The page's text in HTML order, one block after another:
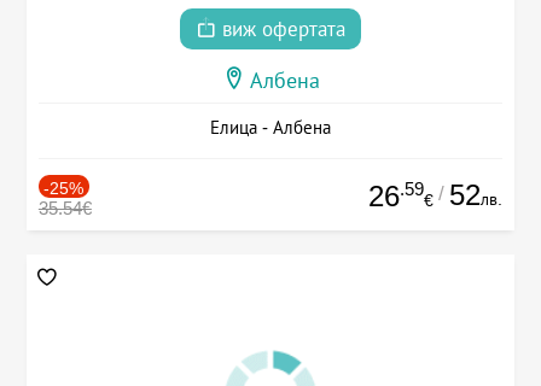
виж офертата
Албена
Елица - Албена
-25%
35.54€ 26.59
€ / 52лв.